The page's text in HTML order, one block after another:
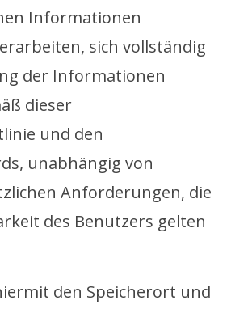
Informationen
sich vollständig
der Informationen
dieser
und den
unabhängig von
Anforderungen, die
des Benutzers gelten
den Speicherort und